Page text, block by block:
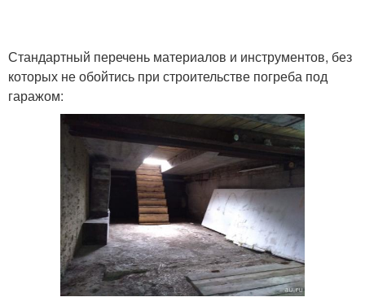
Стандартный перечень материалов и инструментов, без
которых не обойтись при строительстве погреба под
гаражом: